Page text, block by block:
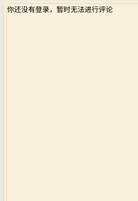
你还没有登录，暂时无法进行评论